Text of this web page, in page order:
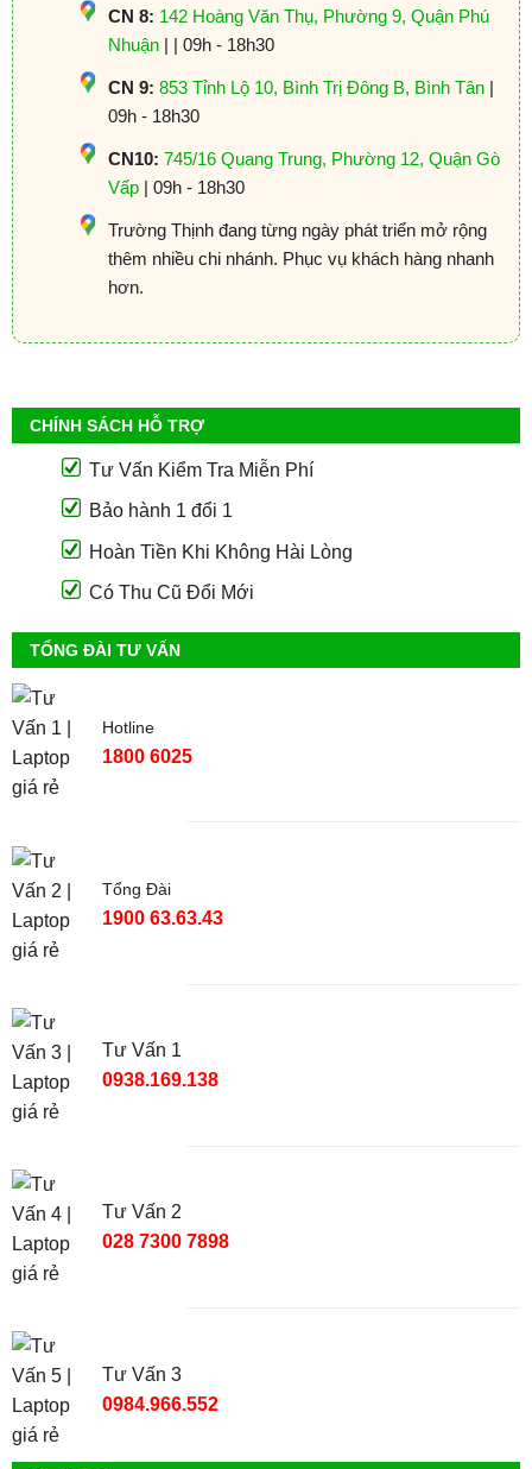
CN 8: 142 Hoàng Văn Thụ, Phường 9, Quận Phú
Nhuận| | 09h - 18h30
CN 9: 853 Tỉnh Lộ 10, Bình Trị Đông B, Bình Tân|
09h - 18h30
CN10: 745/16 Quang Trung, Phường 12, Quận Gò
Vấp| 09h - 18h30
Trường Thịnh đang từng ngày phát triển mở rộng
thêm nhiều chi nhánh. Phục vụ khách hàng nhanh
hơn.
CHÍNH SÁCH HỖ TRỢ
Tư Vấn Kiểm Tra Miễn Phí
Bảo hành 1 đổi 1
Hoàn Tiền Khi Không Hài Lòng
Có Thu Cũ Đổi Mới
TỔNG ĐÀI TƯ VẤN
Hotline
1800 6025
Tổng Đài
1900 63.63.43
Tư Vấn 1
0938.169.138
Tư Vấn 2
028 7300 7898
Tư Vấn 3
0984.966.552